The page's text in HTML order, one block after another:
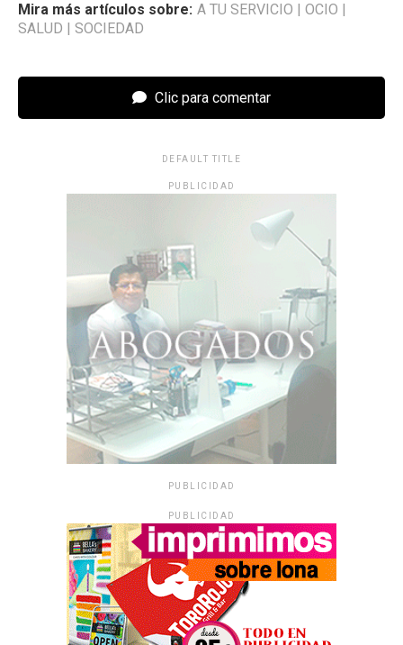
Mira más artículos sobre: A TU SERVICIO OCIO
SALUD
SOCIEDAD
Clic para comentar
DEFAULT TITLE
PUBLICIDAD
PUBLICIDAD
PUBLICIDAD